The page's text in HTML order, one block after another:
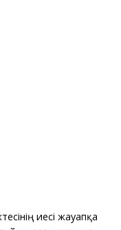
иесі жауапқа